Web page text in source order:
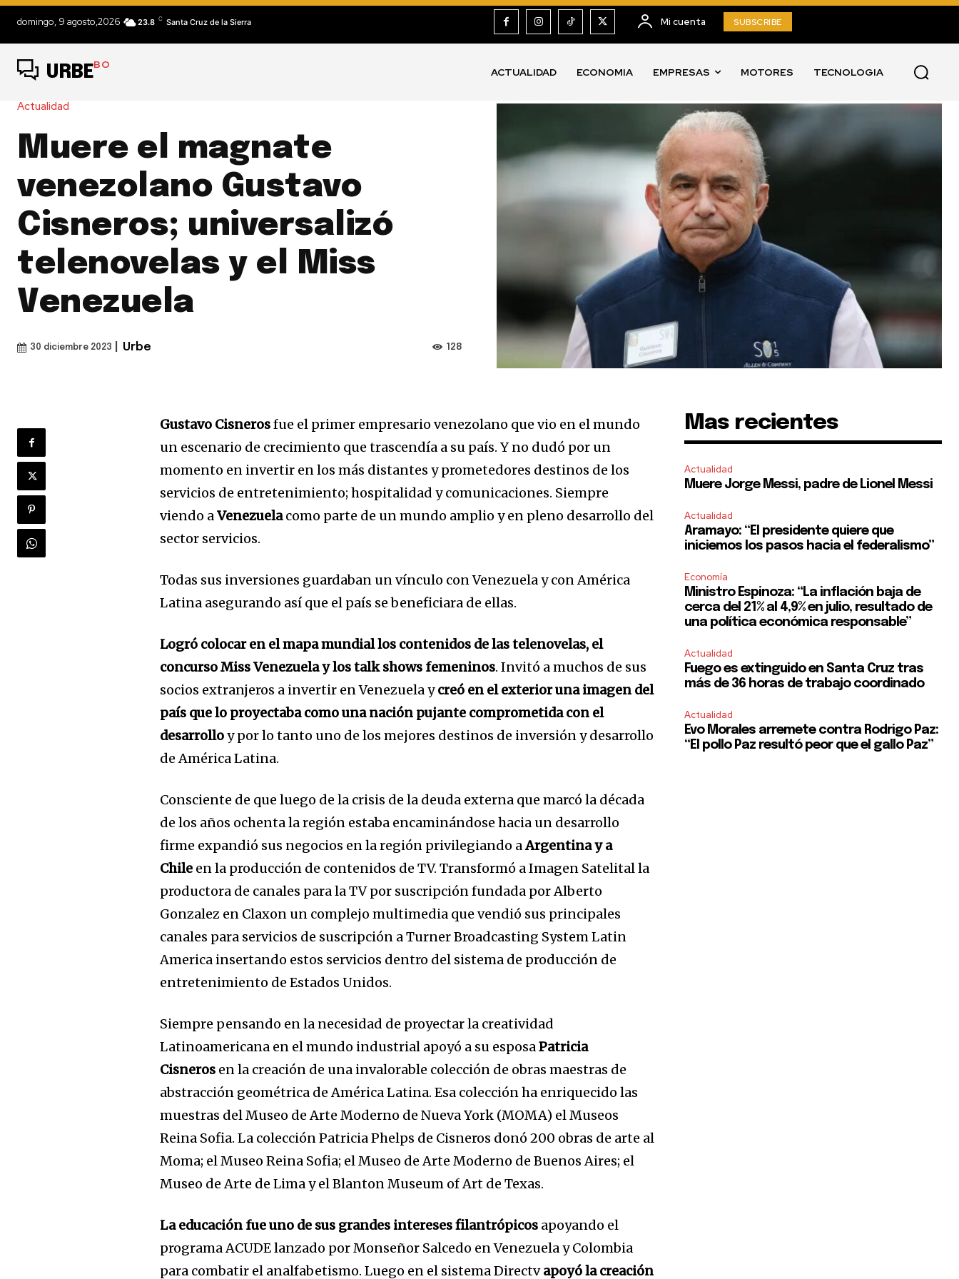
Join our community of
SUBSCRIBERS and be part
domingo, 9 agosto,2026 23.8 C Santa Cruz de la Sierra Mi cuenta SUBSCRIBE
URBEBO
ACTUALIDAD ECONOMIA EMPRESAS MOTORES TECNOLOGIA
Actualidad
Muere el magnate
venezolano Gustavo
Cisneros; universalizó
telenovelas y el Miss
Venezuela
30 diciembre 2023 Urbe 128
Gustavo Cisnerosfue el primer empresario venezolano que vio en el mundo
un escenario de crecimiento que trascendía a su país. Y no dudó por un
momento en invertir en los más distantes y prometedores destinos de los
servicios de entretenimiento; hospitalidad y comunicaciones. Siempre
viendo aVenezuelacomo parte de un mundo amplio y en pleno desarrollo del
sector servicios.
Todas sus inversiones guardaban un vínculo con Venezuela y con América
Latina asegurando así que el país se beneficiara de ellas.
Logró colocar en el mapa mundial los contenidos de las telenovelas, el
concurso Miss Venezuela y los talk shows femeninos. Invitó a muchos de sus
socios extranjeros a invertir en Venezuela ycreó en el exterior una imagen del
país que lo proyectaba como una nación pujante comprometida con el
desarrolloy por lo tanto uno de los mejores destinos de inversión y desarrollo
de América Latina.
Consciente de que luego de la crisis de la deuda externa que marcó la década
de los años ochenta la región estaba encaminándose hacia un desarrollo
firme expandió sus negocios en la región privilegiando aArgentina y a
Chile en la producción de contenidos de TV. Transformó a Imagen Satelital la
productora de canales para la TV por suscripción fundada por Alberto
Gonzalez en Claxon un complejo multimedia que vendió sus principales
canales para servicios de suscripción a Turner Broadcasting System Latin
America insertando estos servicios dentro del sistema de producción de
entretenimiento de Estados Unidos.
Siempre pensando en la necesidad de proyectar la creatividad
Latinoamericana en el mundo industrial apoyó a su esposaPatricia
Cisneros en la creación de una invalorable colección de obras maestras de
abstracción geométrica de América Latina. Esa colección ha enriquecido las
muestras del Museo de Arte Moderno de Nueva York (MOMA) el Museos
Reina Sofia. La colección Patricia Phelps de Cisneros donó 200 obras de arte al
Moma; el Museo Reina Sofia; el Museo de Arte Moderno de Buenos Aires; el
Museo de Arte de Lima y el Blanton Museum of Art de Texas.
La educación fue uno de sus grandes intereses filantrópicos apoyando el
programa ACUDE lanzado por Monseñor Salcedo en Venezuela y Colombia
para combatir el analfabetismo. Luego en el sistema Directvapoyó la creación
Mas recientes
Actualidad
Muere Jorge Messi, padre de Lionel Messi
Actualidad
Aramayo: “El presidente quiere que
iniciemos los pasos hacia el federalismo”
Economía
Ministro Espinoza: “La inflación baja de
cerca del 21% al 4,9% en julio, resultado de
una política económica responsable”
Actualidad
Fuego es extinguido en Santa Cruz tras
más de 36 horas de trabajo coordinado
Actualidad
Evo Morales arremete contra Rodrigo Paz:
“El pollo Paz resultó peor que el gallo Paz”